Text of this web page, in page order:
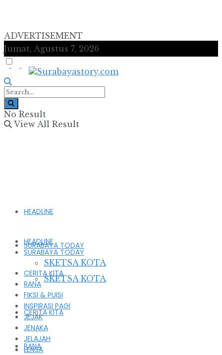
ADVERTISEMENT
Jumat, Agustus 7, 2026
No Result
View All Result
HEADLINE
SURABAYA TODAY
SKETSA KOTA
CERITA KITA
RANA
HEADLINE
SURABAYA TODAY
SKETSA KOTA
CERITA KITA
RANA
FIKSI & PUISI
INSPIRASI PAGI
JEJAK
JENAKA
JELAJAH
LENSA